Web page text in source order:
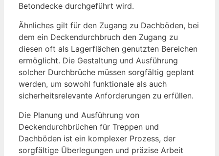
Betondecke durchgeführt wird.
Ähnliches gilt für den Zugang zu Dachböden, bei
dem ein Deckendurchbruch den Zugang zu
diesen oft als Lagerflächen genutzten Bereichen
ermöglicht. Die Gestaltung und Ausführung
solcher Durchbrüche müssen sorgfältig geplant
werden, um sowohl funktionale als auch
sicherheitsrelevante Anforderungen zu erfüllen.
Die Planung und Ausführung von
Deckendurchbrüchen für Treppen und
Dachböden ist ein komplexer Prozess, der
sorgfältige Überlegungen und präzise Arbeit